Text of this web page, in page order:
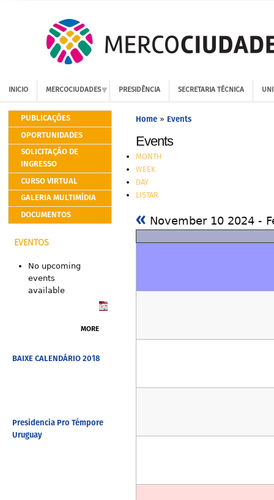
INICIO MERCOCIUDADES PRESIDÊNCIA SECRETARIA TÉCNICA
PUBLICAÇÕES
OPORTUNIDADES
SOLICITAÇÃO DE
INGRESSO
CURSO VIRTUAL
GALERIA MULTIMÍDIA
DOCUMENTOS
EVENTOS
No upcoming
events
available
MORE
BAIXE CALENDÁRIO 2018
Presidencia Pro Témpore
Uruguay
Home » Events
Events
MONTH
WEEK
DAY
LISTAR
« November 10 2024 -